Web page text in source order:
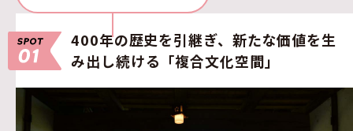
400年の歴史を引継ぎ、新たな価値を生
み出し続ける「複合文化空間」